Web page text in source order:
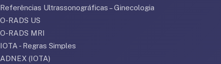
Referências Ultrassonográficas – Ginecologia
O-RADS US
O-RADS MRI
IOTA - Regras Simples
ADNEX (IOTA)